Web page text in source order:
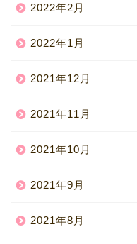
2022年2月
2022年1月
2021年12月
2021年11月
2021年10月
2021年9月
2021年8月